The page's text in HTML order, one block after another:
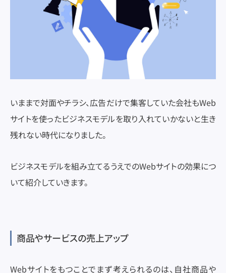
いままで対面やチラシ、広告だけで集客していた会社もWeb
サイトを使ったビジネスモデルを取り入れていかないと生き
残れない時代になりました。
ビジネスモデルを組み立てるうえでのWebサイトの効果につ
いて紹介していきます。
商品やサービスの売上アップ
Webサイトをもつことでまず考えられるのは、自社商品や